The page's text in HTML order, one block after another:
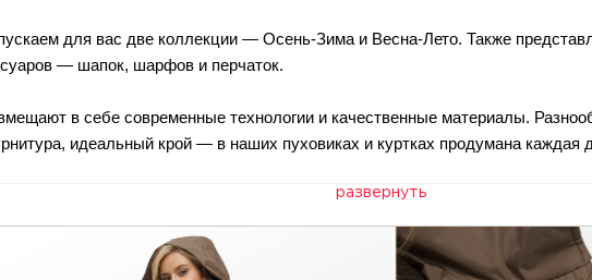
для вас две коллекции — Осень-Зима и Весна-Лето. Также
— шапок, шарфов и перчаток.
в себе современные технологии и качественные материалы.
идеальный крой — в наших пуховиках и куртках продумана каждая
так же продуман до мелочей — начиная от вывески, заканчивая
находиться в наших магазинах.
тёплыми покупками в O’HARA!